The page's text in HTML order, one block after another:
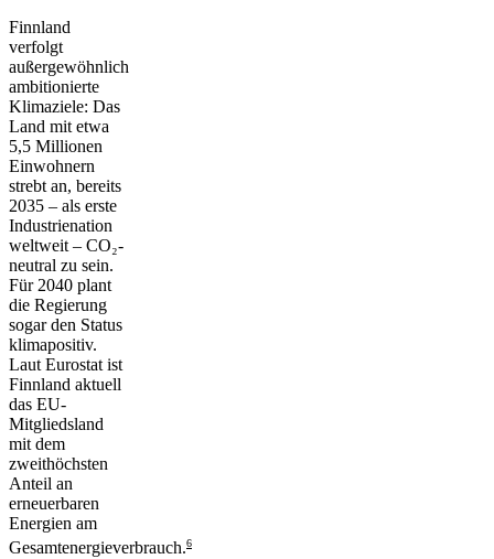
Finnland
verfolgt
außergewöhnlich
ambitionierte
Klimaziele: Das
Land mit etwa
5,5 Millionen
Einwohnern
strebt an, bereits
2035 – als erste
Industrienation
weltweit – CO₂-
neutral zu sein.
Für 2040 plant
die Regierung
sogar den Status
klimapositiv.
Laut Eurostat ist
Finnland aktuell
das EU-
Mitgliedsland
mit dem
zweithöchsten
Anteil an
erneuerbaren
Energien am
Gesamtenergieverbrauch.6